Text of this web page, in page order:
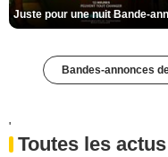
Bandes-annonces
'
Toutes les